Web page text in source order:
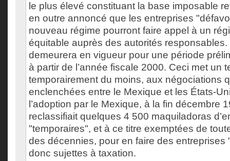
le plus élevé constituant la base imposable
en outre annoncé que les entreprises
nouveau régime pourront faire appel à un
équitable auprès des autorités responsables.
demeurera en vigueur pour une période
à partir de l’année fiscale 2000. Ceci met un
temporairement du moins, aux négociations
enclenchées entre le Mexique et les États-
l’adoption par le Mexique, à la fin décembre
reclassifiait quelques 4 500 maquiladoras
"temporaires", et à ce titre exemptées de
des décennies, pour en faire des entreprises
donc sujettes à taxation.